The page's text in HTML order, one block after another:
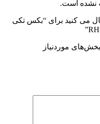
نشده است.
می کنید برای “بکس تکی
بخش‌های موردنیاز